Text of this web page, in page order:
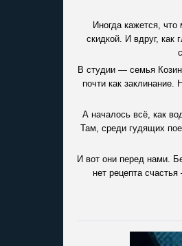
Иногда кажется,
скидкой. И вдруг, как
В студии — семья
почти как заклинание.
А началось всё, как
Там, среди гудящих
И вот они перед нами.
нет рецепта